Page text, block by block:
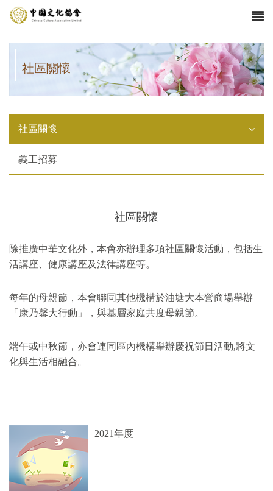
社區關懷
社區關懷
義工招募
社區關懷
除推廣中華文化外，本會亦辦理多項社區關懷活動，包括生
活講座、健康講座及法律講座等。
每年的母親節，本會聯同其他機構於油塘大本營商場舉辦
「康乃馨大行動」，與基層家庭共度母親節。
端午或中秋節，亦會連同區內機構舉辦慶祝節日活動,將文
化與生活相融合。
2021年度